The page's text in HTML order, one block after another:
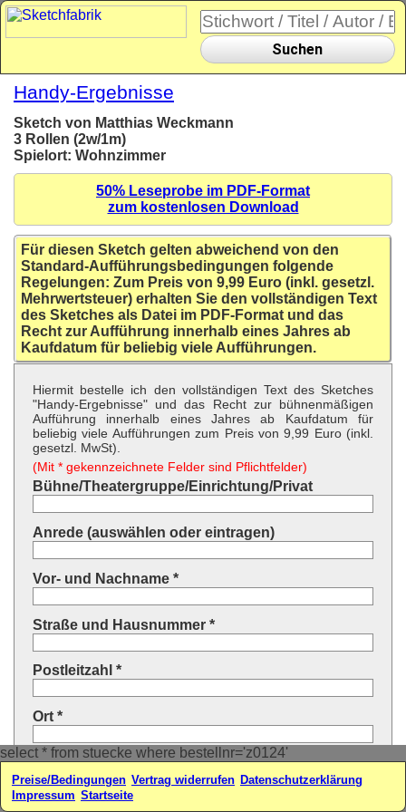
select * from stuecke where bestellnr='z0124'
Suchen
Handy-Ergebnisse
Sketch von Matthias Weckmann
3 Rollen (2w/1m)
Spielort: Wohnzimmer
50% Leseprobe im PDF-Format
zum kostenlosen Download
Für diesen Sketch gelten abweichend von den
Standard-Aufführungsbedingungen folgende
Regelungen: Zum Preis von 9,99 Euro (inkl. gesetzl.
Mehrwertsteuer) erhalten Sie den vollständigen Text
des Sketches als Datei im PDF-Format und das
Recht zur Aufführung innerhalb eines Jahres ab
Kaufdatum für beliebig viele Aufführungen.
Hiermit bestelle ich den vollständigen Text des Sketches
"Handy-Ergebnisse" und das Recht zur bühnenmäßigen
Aufführung innerhalb eines Jahres ab Kaufdatum für
beliebig viele Aufführungen zum Preis von 9,99 Euro (inkl.
gesetzl. MwSt).
(Mit * gekennzeichnete Felder sind Pflichtfelder)
Bühne/Theatergruppe/Einrichtung/Privat
Anrede (auswählen oder eintragen)
Vor- und Nachname *
Straße und Hausnummer *
Postleitzahl *
Ort *
Land * (auswählen oder eintragen)
Ihre E-Mail-Adresse*
Preise/Bedingungen Vertrag widerrufen Datenschutzerklärung
Impressum Startseite